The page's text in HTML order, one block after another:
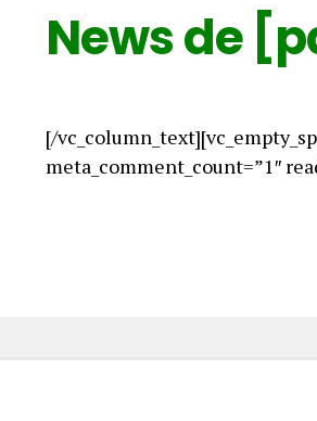
News de
[/
meta_comment_count=”1″